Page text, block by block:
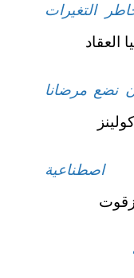
التغيرات
نضع مرضانا